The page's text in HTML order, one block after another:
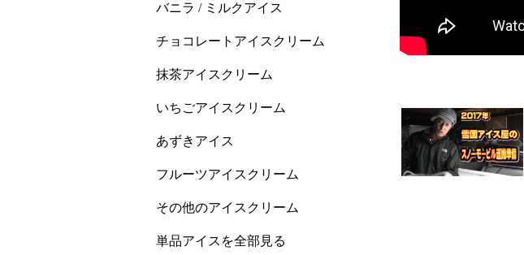
バニラ / ミルクアイス
チョコレートアイスクリーム
抹茶アイスクリーム
いちごアイスクリーム
あずきアイス
フルーツアイスクリーム
その他のアイスクリーム
単品アイスを全部見る